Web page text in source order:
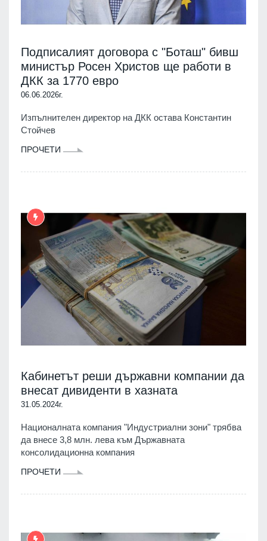
Подписалият договора с "Боташ" бивш
министър Росен Христов ще работи в
ДКК за 1770 евро
06.06.2026г.
Изпълнителен директор на ДКК остава Константин
Стойчев
ПРОЧЕТИ
Кабинетът реши държавни компании да
внесат дивиденти в хазната
31.05.2024г.
Националната компания "Индустриални зони" трябва
да внесе 3,8 млн. лева към Държавната
консолидационна компания
ПРОЧЕТИ